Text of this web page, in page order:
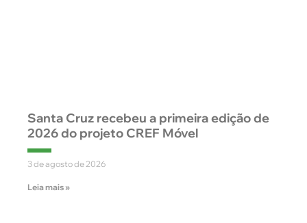
Santa Cruz recebeu a primeira edição de
2026 do projeto CREF Móvel
3 de agosto de 2026
Leia mais »